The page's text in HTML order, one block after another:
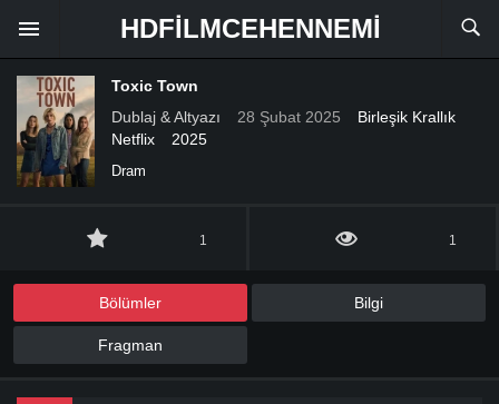
HDFILMCEHENNEMI
Toxic Town
Dublaj & Altyazı
28 Şubat 2025
Birleşik Krallık
Netflix
2025
Dram
1 1
Bölümler Bilgi
Fragman